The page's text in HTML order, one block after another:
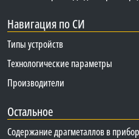
Навигация по СИ
Типы устройств
Технологические параметры
Производители
Остальное
Содержание драгметаллов в